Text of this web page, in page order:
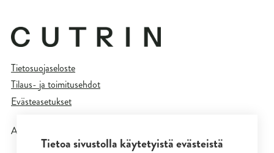
Tietosuojaseloste
Tilaus- ja toimitusehdot
Evästeasetukset
All rights reserved © CUTRIN
Tietoa sivustolla käytetyistä evästeistä